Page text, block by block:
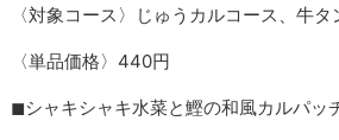
〈対象コース〉じゅうカルコース、牛
〈単品価格〉440円
◼︎シャキシャキ水菜と鰹の和風カルパッ